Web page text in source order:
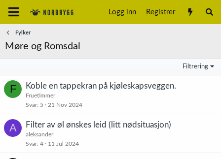
Logg inn Registrer
Fylker
Møre og Romsdal
Filtrering
F Koble en tappekran på kjøleskapsveggen.
Fruetimmer
Svar 5 21 Nov 2024
A Filter av øl ønskes leid (litt nødsituasjon)
aleksander
Svar 4 11 Jul 2024